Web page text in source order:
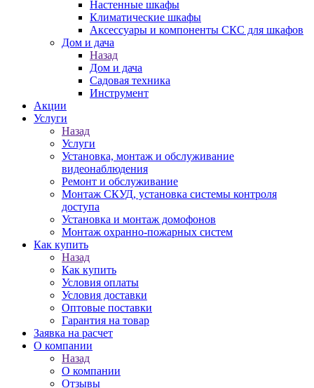
Настенные шкафы
Климатические шкафы
Аксессуары и компоненты СКС для шкафов
Дом и дача
Назад
Дом и дача
Садовая техника
Инструмент
Акции
Услуги
Назад
Услуги
Установка, монтаж и обслуживание
видеонаблюдения
Ремонт и обслуживание
Монтаж СКУД, установка системы контроля
доступа
Установка и монтаж домофонов
Монтаж охранно-пожарных систем
Как купить
Назад
Как купить
Условия оплаты
Условия доставки
Оптовые поставки
Гарантия на товар
Заявка на расчет
О компании
Назад
О компании
Отзывы